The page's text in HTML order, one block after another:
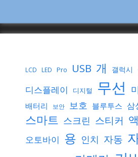
LCD LED Pro USB 개 갤럭시
디스플레이 디지털 무선
배터리 보안 보호 블루투스 삼
스마트 스크린 스티커
오토바이 용 인치 자동